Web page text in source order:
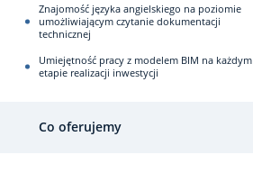
Znajomość języka angielskiego na poziomie
umożliwiającym czytanie dokumentacji
technicznej
Umiejętność pracy z modelem BIM na każdym
etapie realizacji inwestycji
Co oferujemy